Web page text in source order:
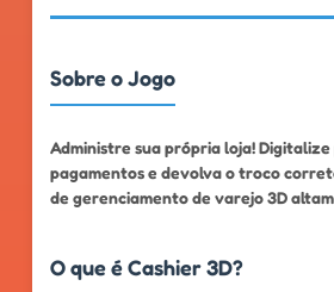
Sobre o Jogo
Administre sua própria loja!
pagamentos e devolva o troco
de gerenciamento de varejo 3D
O que é Cashier 3D?